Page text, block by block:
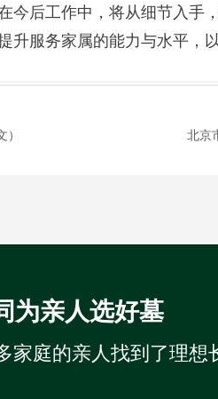
今后工作中，将从细节入手
升服务家属的能力与水平，
为亲人选好墓
家庭的亲人找到了理想